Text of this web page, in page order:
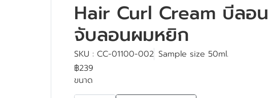
Hair Curl Cream บีลอ
จับลอนผมหยิก
SKU : CC-01100-002 Sample size 50ml.
฿239
ขนาด